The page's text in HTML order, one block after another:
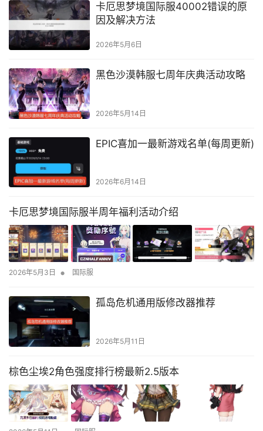
卡厄思梦境国际服40002错误的原
因及解决方法
2026年5月6日
黑色沙漠韩服七周年庆典活动攻略
2026年5月14日
EPIC喜加一最新游戏名单(每周更新)
2026年6月14日
卡厄思梦境国际服半周年福利活动介绍
2026年5月3日 • 国际服
孤岛危机通用版修改器推荐
2026年5月11日
棕色尘埃2角色强度排行榜最新2.5版本